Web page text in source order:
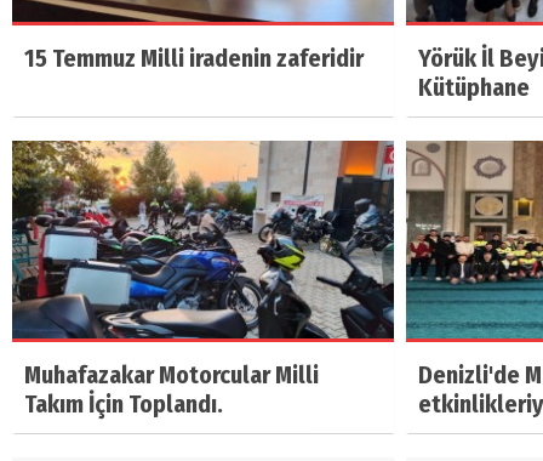
15 Temmuz Milli iradenin zaferidir
Yörük İl
Kütüphane
Muhafazakar Motorcular Milli
Takım İçin Toplandı.
Denizli'de